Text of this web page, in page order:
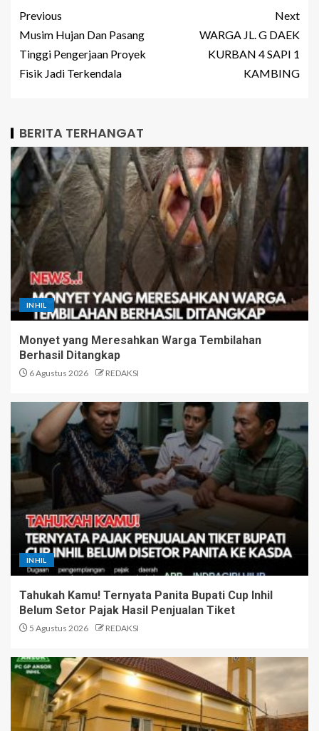
Previous
Musim Hujan Dan Pasang
Tinggi Pengerjaan Proyek
Fisik Jadi Terkendala
Next
WARGA JL. G DAEK
KURBAN 4 SAPI 1
KAMBING
BERITA TERHANGAT
INHIL
Monyet yang Meresahkan Warga Tembilahan
Berhasil Ditangkap
6 Agustus 2026 REDAKSI
INHIL
Tahukah Kamu! Ternyata Panita Bupati Cup Inhil
Belum Setor Pajak Hasil Penjualan Tiket
5 Agustus 2026 REDAKSI